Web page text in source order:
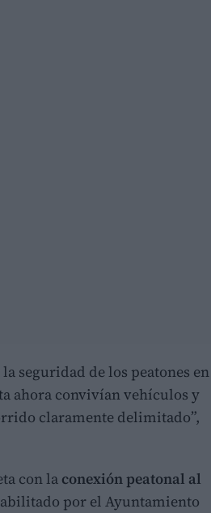
seguridad de los peatones en
ahora convivían vehículos y
claramente delimitado”,
con la conexión peatonal al
por el Ayuntamiento